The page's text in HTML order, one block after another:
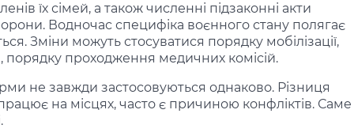
їх сімей, а також численні підзаконні акти
Водночас специфіка воєнного стану полягає
Зміни можуть стосуватися порядку мобілізації,
порядку проходження медичних комісій.
не завжди застосовуються однаково. Різниця
на місцях, часто є причиною конфліктів. Саме